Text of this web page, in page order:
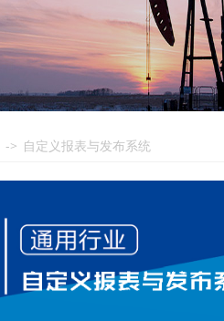
-> 自定义报表与发布系统